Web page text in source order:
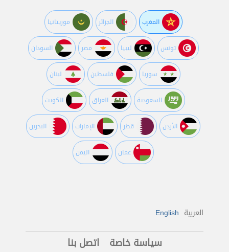
المغرب الجزائر موريتانيا
تونس ليبيا مصر السودان
سوريا فلسطين لبنان
السعودية العراق الكويت
اﻷردن قطر اﻹمارات البحرين
عمان اليمن
العربية English
سياسة خاصة اتصل بنا